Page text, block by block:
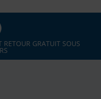
RETOUR GRATUIT SOUS